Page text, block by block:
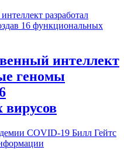
интеллект
геномы